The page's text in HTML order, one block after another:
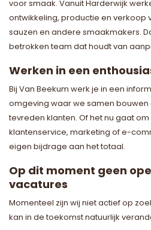
voor smaak. Vanuit Harderwijk
ontwikkeling, productie en verkoop
sauzen en andere smaakmakers.
betrokken team dat houdt van
Werken in een
Bij Van Beekum werk je in een
omgeving waar we samen
tevreden klanten. Of het nu gaat
klantenservice, marketing of e-
eigen bijdrage aan het totaal.
Op dit moment geen
vacatures
Momenteel zijn wij niet actief op
kan in de toekomst natuurlijk